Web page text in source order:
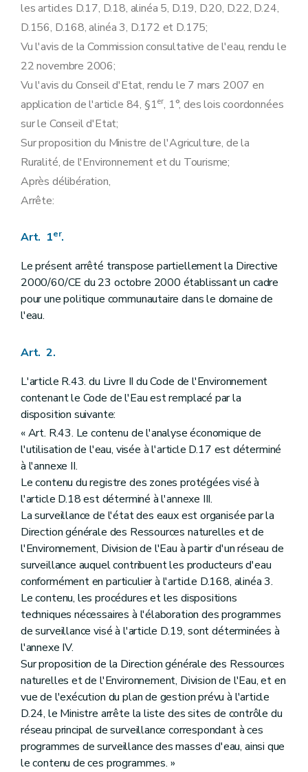
les articles D.17, D.18, alinéa 5, D.19, D.20, D.22, D.24,
D.156, D.168, alinéa 3, D.172 et D.175;
Vu l'avis de la Commission consultative de l'eau, rendu le
22 novembre 2006;
Vu l'avis du Conseil d'Etat, rendu le 7 mars 2007 en
application de l'article 84, §1er, 1°, des lois coordonnées
sur le Conseil d'Etat;
Sur proposition du Ministre de l'Agriculture, de la
Ruralité, de l'Environnement et du Tourisme;
Après délibération,
Arrête:
Art. 1er.
Le présent arrêté transpose partiellement la Directive
2000/60/CE du 23 octobre 2000 établissant un cadre
pour une politique communautaire dans le domaine de
l'eau.
Art. 2.
L'article R.43. du Livre II du Code de l'Environnement
contenant le Code de l'Eau est remplacé par la
disposition suivante:
« Art. R.43. Le contenu de l'analyse économique de
l'utilisation de l'eau, visée à l'article D.17 est déterminé
à l'annexe II.
Le contenu du registre des zones protégées visé à
l'article D.18 est déterminé à l'annexe III.
La surveillance de l'état des eaux est organisée par la
Direction générale des Ressources naturelles et de
l'Environnement, Division de l'Eau à partir d'un réseau de
surveillance auquel contribuent les producteurs d'eau
conformément en particulier à l'article D.168, alinéa 3.
Le contenu, les procédures et les dispositions
techniques nécessaires à l'élaboration des programmes
de surveillance visé à l'article D.19, sont déterminées à
l'annexe IV.
Sur proposition de la Direction générale des Ressources
naturelles et de l'Environnement, Division de l'Eau, et en
vue de l'exécution du plan de gestion prévu à l'article
D.24, le Ministre arrête la liste des sites de contrôle du
réseau principal de surveillance correspondant à ces
programmes de surveillance des masses d'eau, ainsi que
le contenu de ces programmes. »